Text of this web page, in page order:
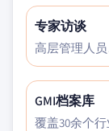
专家访谈
高层管理人
GMI档案库
覆盖30余个